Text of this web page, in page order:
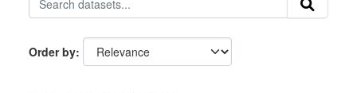
Order by